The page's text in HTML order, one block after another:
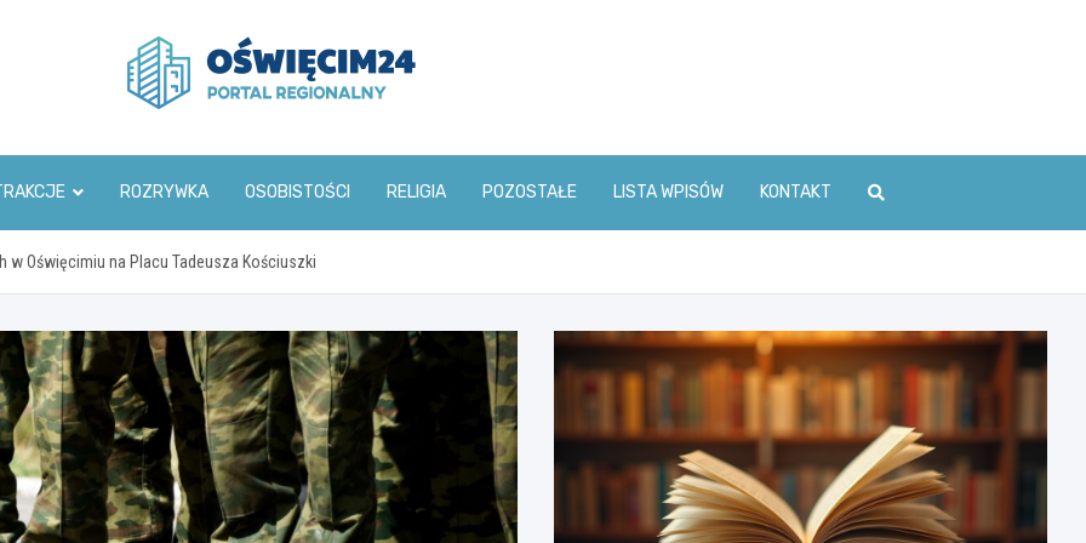
www.oswiecim24.pl
ROZRYWKA OSOBISTOŚCI RELIGIA POZOSTAŁE LISTA WPISÓW KONTAKT
w Oświęcimiu na Placu Tadeusza Kościuszki